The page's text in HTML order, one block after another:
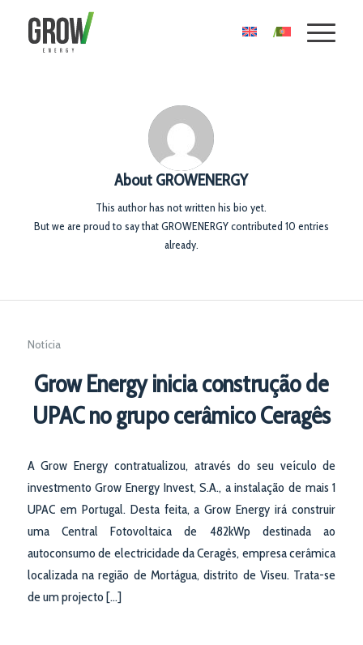
About GROWENERGY
This author has not written his bio yet.
But we are proud to say thatGROWENERGYcontributed 10 entries
already.
Notícia
Grow Energy inicia construção de
UPAC no grupo cerâmico Ceragês
A Grow Energy contratualizou, através do seu veículo de
investmento Grow Energy Invest, S.A., a instalação de mais 1
UPAC em Portugal. Desta feita, a Grow Energy irá construir
uma Central Fotovoltaica de 482kWp destinada ao
autoconsumo de electricidade da Ceragês, empresa cerâmica
localizada na região de Mortágua, distrito de Viseu. Trata-se
de um projecto […]